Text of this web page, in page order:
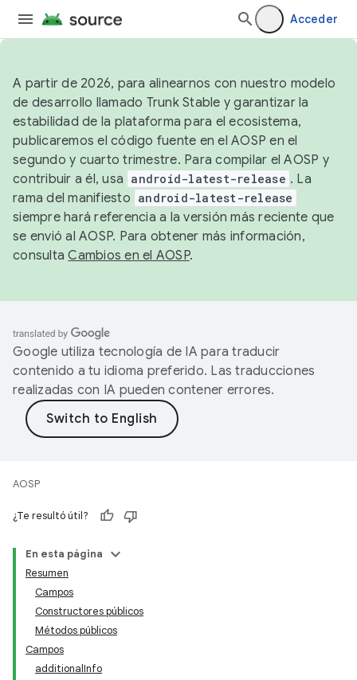
Acceder
A partir de 2026, para alinearnos con nuestro modelo
de desarrollo llamado Trunk Stable y garantizar la
estabilidad de la plataforma para el ecosistema,
publicaremos el código fuente en el AOSP en el
segundo y cuarto trimestre. Para compilar el AOSP y
contribuir a él, usa android-latest-release . La
rama del manifiesto android-latest-release
siempre hará referencia a la versión más reciente que
se envió al AOSP. Para obtener más información,
consultaCambios en el AOSP.
Google utiliza tecnología de IA para traducir
contenido a tu idioma preferido. Las traducciones
realizadas con IA pueden contener errores.
AOSP
¿Te resultó útil?
En esta página
Resumen
Campos
Constructores públicos
Métodos públicos
Campos
additionalInfo